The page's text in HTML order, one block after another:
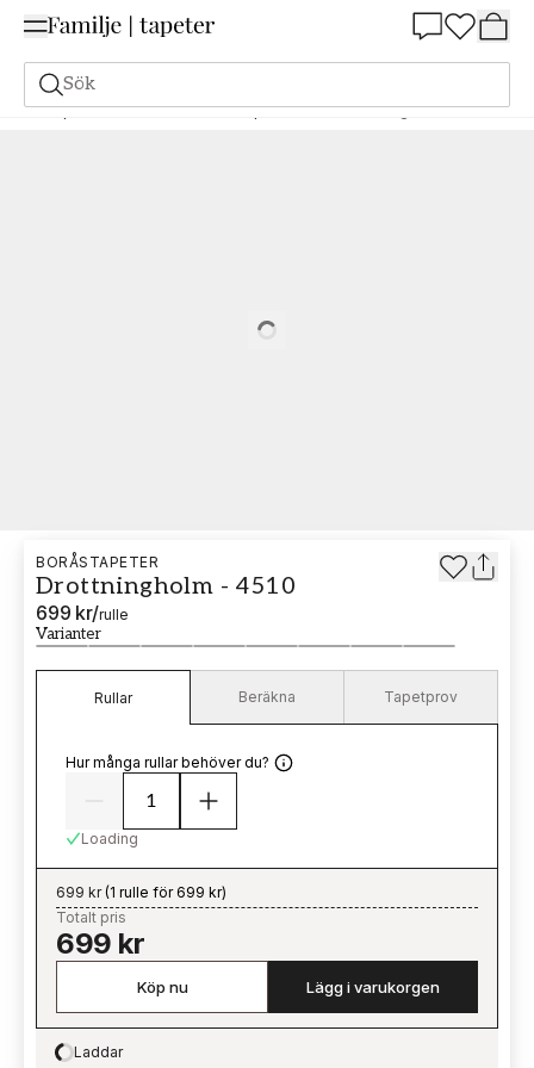
Sök
Tapeter Varumärken Boråstapeter Anno Drottningholm - 4510
BORÅSTAPETER
Drottningholm - 4510
699 kr/rulle
Varianter
Rullar Beräkna Tapetprov
Hur många rullar behöver du?
Loading
699 kr(1 rulle för 699 kr)
Totalt pris
699 kr
Köp nu Lägg i varukorgen
Laddar